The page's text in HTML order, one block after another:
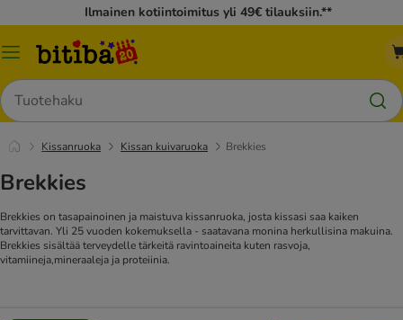
Ilmainen kotiintoimitus yli 49€ tilauksiin.**
Katalogivalikko
Hae
Kissanruoka Kissan kuivaruoka Brekkies
Brekkies
Brekkies on tasapainoinen ja maistuva kissanruoka, josta kissasi saa kaiken
tarvittavan. Yli 25 vuoden kokemuksella - saatavana monina herkullisina makuina.
Brekkies sisältää terveydelle tärkeitä ravintoaineita kuten rasvoja,
vitamiineja,mineraaleja ja proteiinia.